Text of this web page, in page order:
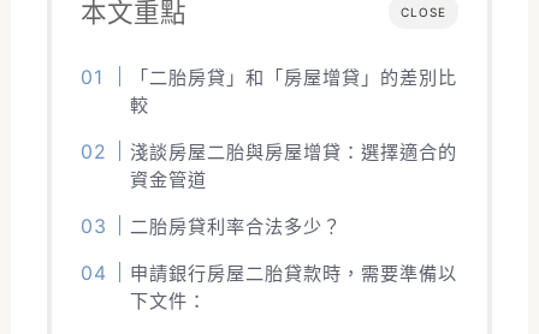
CLOSE
本文重點
「二胎房貸」和「房屋增貸」的差別比
較
淺談房屋二胎與房屋增貸：選擇適合的
資金管道
二胎房貸利率合法多少？
申請銀行房屋二胎貸款時，需要準備以
下文件：